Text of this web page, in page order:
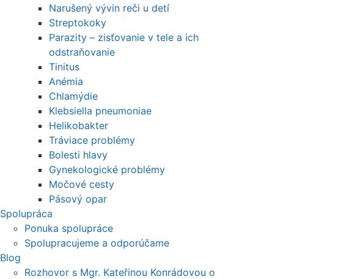
Narušený vývin reči u detí
Streptokoky
Parazity – zisťovanie v tele a ich
odstraňovanie
Tinitus
Anémia
Chlamýdie
Klebsiella pneumoniae
Helikobakter
Tráviace problémy
Bolesti hlavy
Gynekologické problémy
Močové cesty
Pásový opar
Spolupráca
Ponuka spolupráce
Spolupracujeme a odporúčame
Blog
Rozhovor s Mgr. Kateřinou Konrádovou o